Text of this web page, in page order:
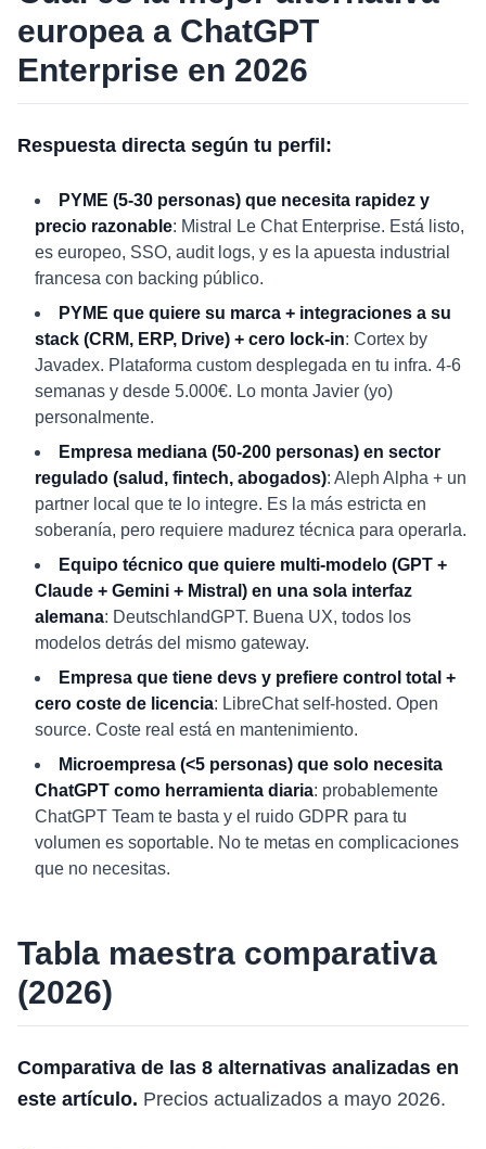
europea a ChatGPT
Enterprise en 2026
Respuesta directa según tu perfil:
PYME (5-30 personas) que necesita rapidez y
precio razonable: Mistral Le Chat Enterprise. Está listo,
es europeo, SSO, audit logs, y es la apuesta industrial
francesa con backing público.
PYME que quiere su marca + integraciones a su
stack (CRM, ERP, Drive) + cero lock-in: Cortex by
Javadex. Plataforma custom desplegada en tu infra. 4-6
semanas y desde 5.000€. Lo monta Javier (yo)
personalmente.
Empresa mediana (50-200 personas) en sector
regulado (salud, fintech, abogados): Aleph Alpha + un
partner local que te lo integre. Es la más estricta en
soberanía, pero requiere madurez técnica para operarla.
Equipo técnico que quiere multi-modelo (GPT +
Claude + Gemini + Mistral) en una sola interfaz
alemana: DeutschlandGPT. Buena UX, todos los
modelos detrás del mismo gateway.
Empresa que tiene devs y prefiere control total +
cero coste de licencia: LibreChat self-hosted. Open
source. Coste real está en mantenimiento.
Microempresa (<5 personas) que solo necesita
ChatGPT como herramienta diaria: probablemente
ChatGPT Team te basta y el ruido GDPR para tu
volumen es soportable. No te metas en complicaciones
que no necesitas.
Tabla maestra comparativa
(2026)
Comparativa de las 8 alternativas analizadas en
este artículo. Precios actualizados a mayo 2026.